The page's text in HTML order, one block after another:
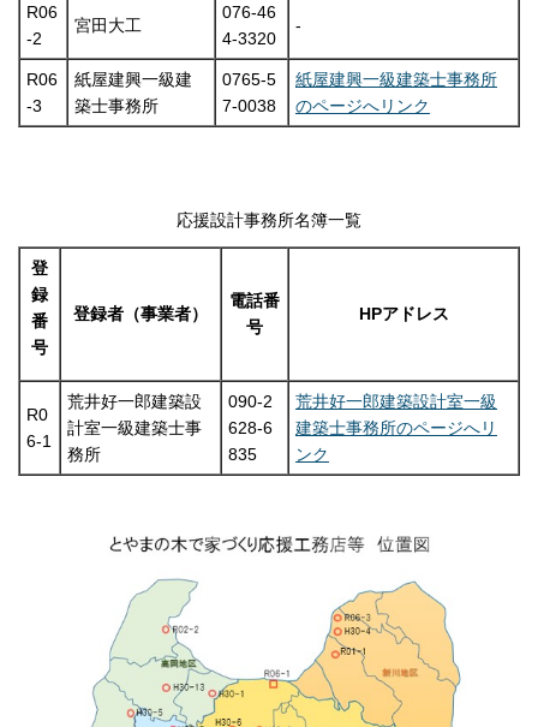
R06
-2
宮田大工
076-46
4-3320
-
R06
-3
紙屋建興一級建
築士事務所
0765-5
7-0038
紙屋建興一級建築士事務所
のページへリンク
応援設計事務所名簿一覧
登
録
番
号
登録者（事業者）
電話番
号
HPアドレス
R0
6-1
荒井好一郎建築設
計室一級建築士事
務所
090-2
628-6
835
荒井好一郎建築設計室一級
建築士事務所のページへリ
ンク